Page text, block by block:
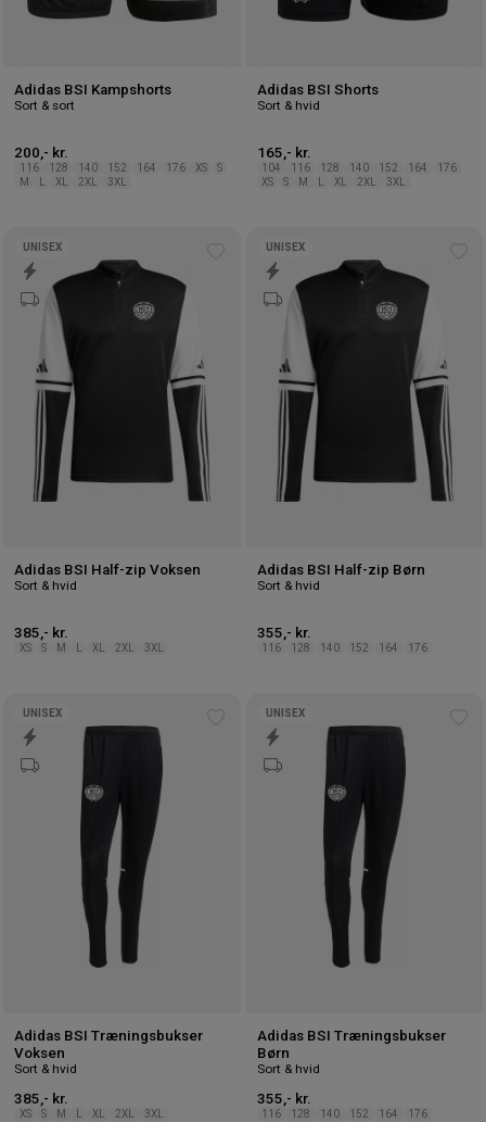
Adidas BSI Kampshorts
Sort & sort
200,- kr.
116 128 140 152 164 176 XS
S
M
XL 2XL 3XL
Adidas BSI Shorts
Sort & hvid
165,- kr.
104 116 128 140 152 164
176
XS
S M XL 2XL 3XL
ønskeliste
UNISEX
Adidas BSI Half-zip Voksen
Sort & hvid
385,- kr.
XS S M XL 2XL 3XL
UNISEX
Adidas BSI Half-zip Børn
Sort & hvid
355,- kr.
116 128 140 152 164 176
ønskeliste
UNISEX
Adidas BSI Træningsbukser
Voksen
Sort & hvid
385,- kr.
XS S M XL 2XL 3XL
UNISEX
Adidas BSI Træningsbukser
Børn
Sort & hvid
355,- kr.
116 128 140 152 164 176